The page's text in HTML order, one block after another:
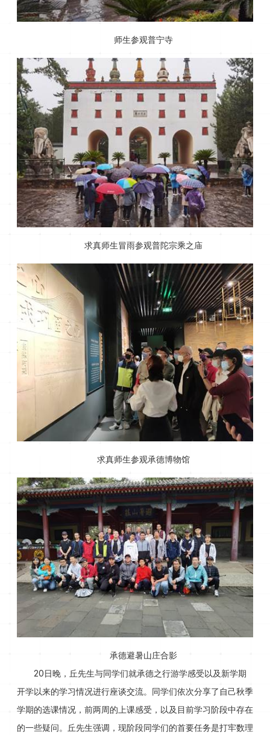
师生参观普宁寺
求真师生冒雨参观普陀宗乘之庙
求真师生参观承德博物馆
承德避暑山庄合影
20日晚，丘先生与同学们就承德之行游学感受以及新学期
开学以来的学习情况进行座谈交流。同学们依次分享了自己秋季
学期的选课情况，前两周的上课感受，以及目前学习阶段中存在
的一些疑问。丘先生强调，现阶段同学们的首要任务是打牢数理